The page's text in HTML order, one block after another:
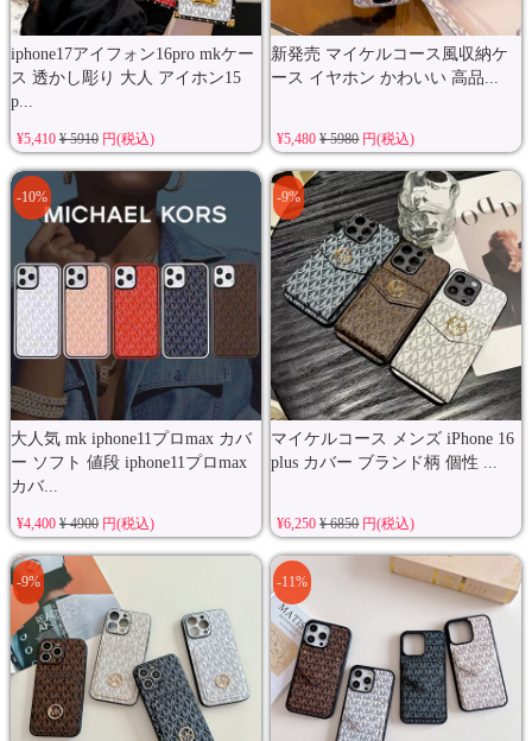
iphone17アイフォン16pro mkケー
ス 透かし彫り 大人 アイホン15
p...
¥5,410 ¥ 5910円(税込)
新発売 マイケルコース風収納ケ
ース イヤホン かわいい 高品...
¥5,480¥ 5980円(税込)
大人気 mk iphone11プロmax カバ
ー ソフト 値段 iphone11プロmax
カバ...
-10%
¥4,400 ¥ 4900円(税込)
マイケルコース メンズ iPhone 16
plus カバー ブランド柄 個性 ...
-9%
¥6,250¥ 6850円(税込)
-9% -11%